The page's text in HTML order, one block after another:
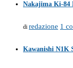
Nakajima Ki-84
di redazione 1
Kawanishi N1K